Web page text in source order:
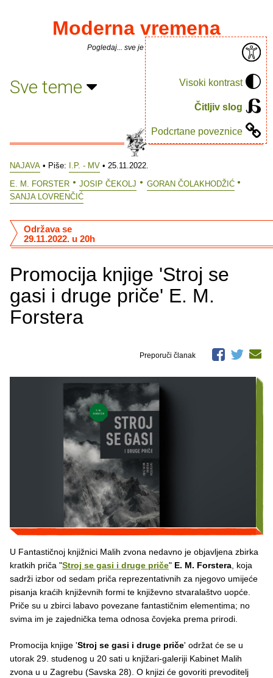
Visoki kontrast
Čitljiv slog
Podcrtane poveznice
Moderna vremena
Pogledaj... sve je puno knjiga.
Sve teme
NAJAVA • Piše: I.P. - MV • 25.11.2022.
E. M. FORSTER
JOSIP ČEKOLJ
GORAN ČOLAKHODŽIĆ
SANJA LOVRENČIĆ
Promocija knjige 'Stroj se
gasi i druge priče' E. M.
Forstera
Održava se
29.11.2022. u 20h
Preporuči članak
U Fantastičnoj knjižnici Malih zvona nedavno je objavljena zbirka
kratkih priča "Stroj se gasi i druge priče" E. M. Forstera, koja
sadrži izbor od sedam priča reprezentativnih za njegovo umijeće
pisanja kraćih književnih formi te književno stvaralaštvo uopće.
Priče su u zbirci labavo povezane fantastičnim elementima; no
svima im je zajednička tema odnosa čovjeka prema prirodi.
Promocija knjige 'Stroj se gasi i druge priče' održat će se u
utorak 29. studenog u 20 sati u knjižari-galeriji Kabinet Malih
zvona u u Zagrebu (Savska 28). O knjizi će govoriti prevoditelj